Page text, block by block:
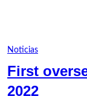
Noticias
First
2022